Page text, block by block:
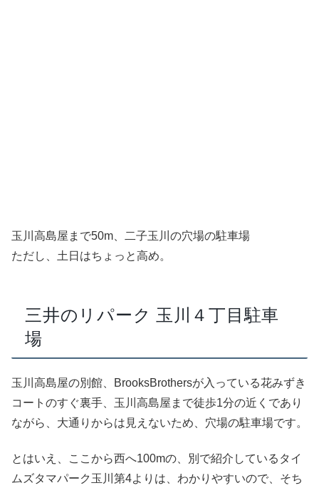
玉川高島屋まで50m、二子玉川の穴場の駐車場
ただし、土日はちょっと高め。
三井のリパーク 玉川４丁目駐車
場
玉川高島屋の別館、BrooksBrothersが入っている花みずき
コートのすぐ裏手、玉川高島屋まで徒歩1分の近くであり
ながら、大通りからは見えないため、穴場の駐車場です。
とはいえ、ここから西へ100mの、別で紹介しているタイ
ムズタマパーク玉川第4よりは、わかりやすいので、そち